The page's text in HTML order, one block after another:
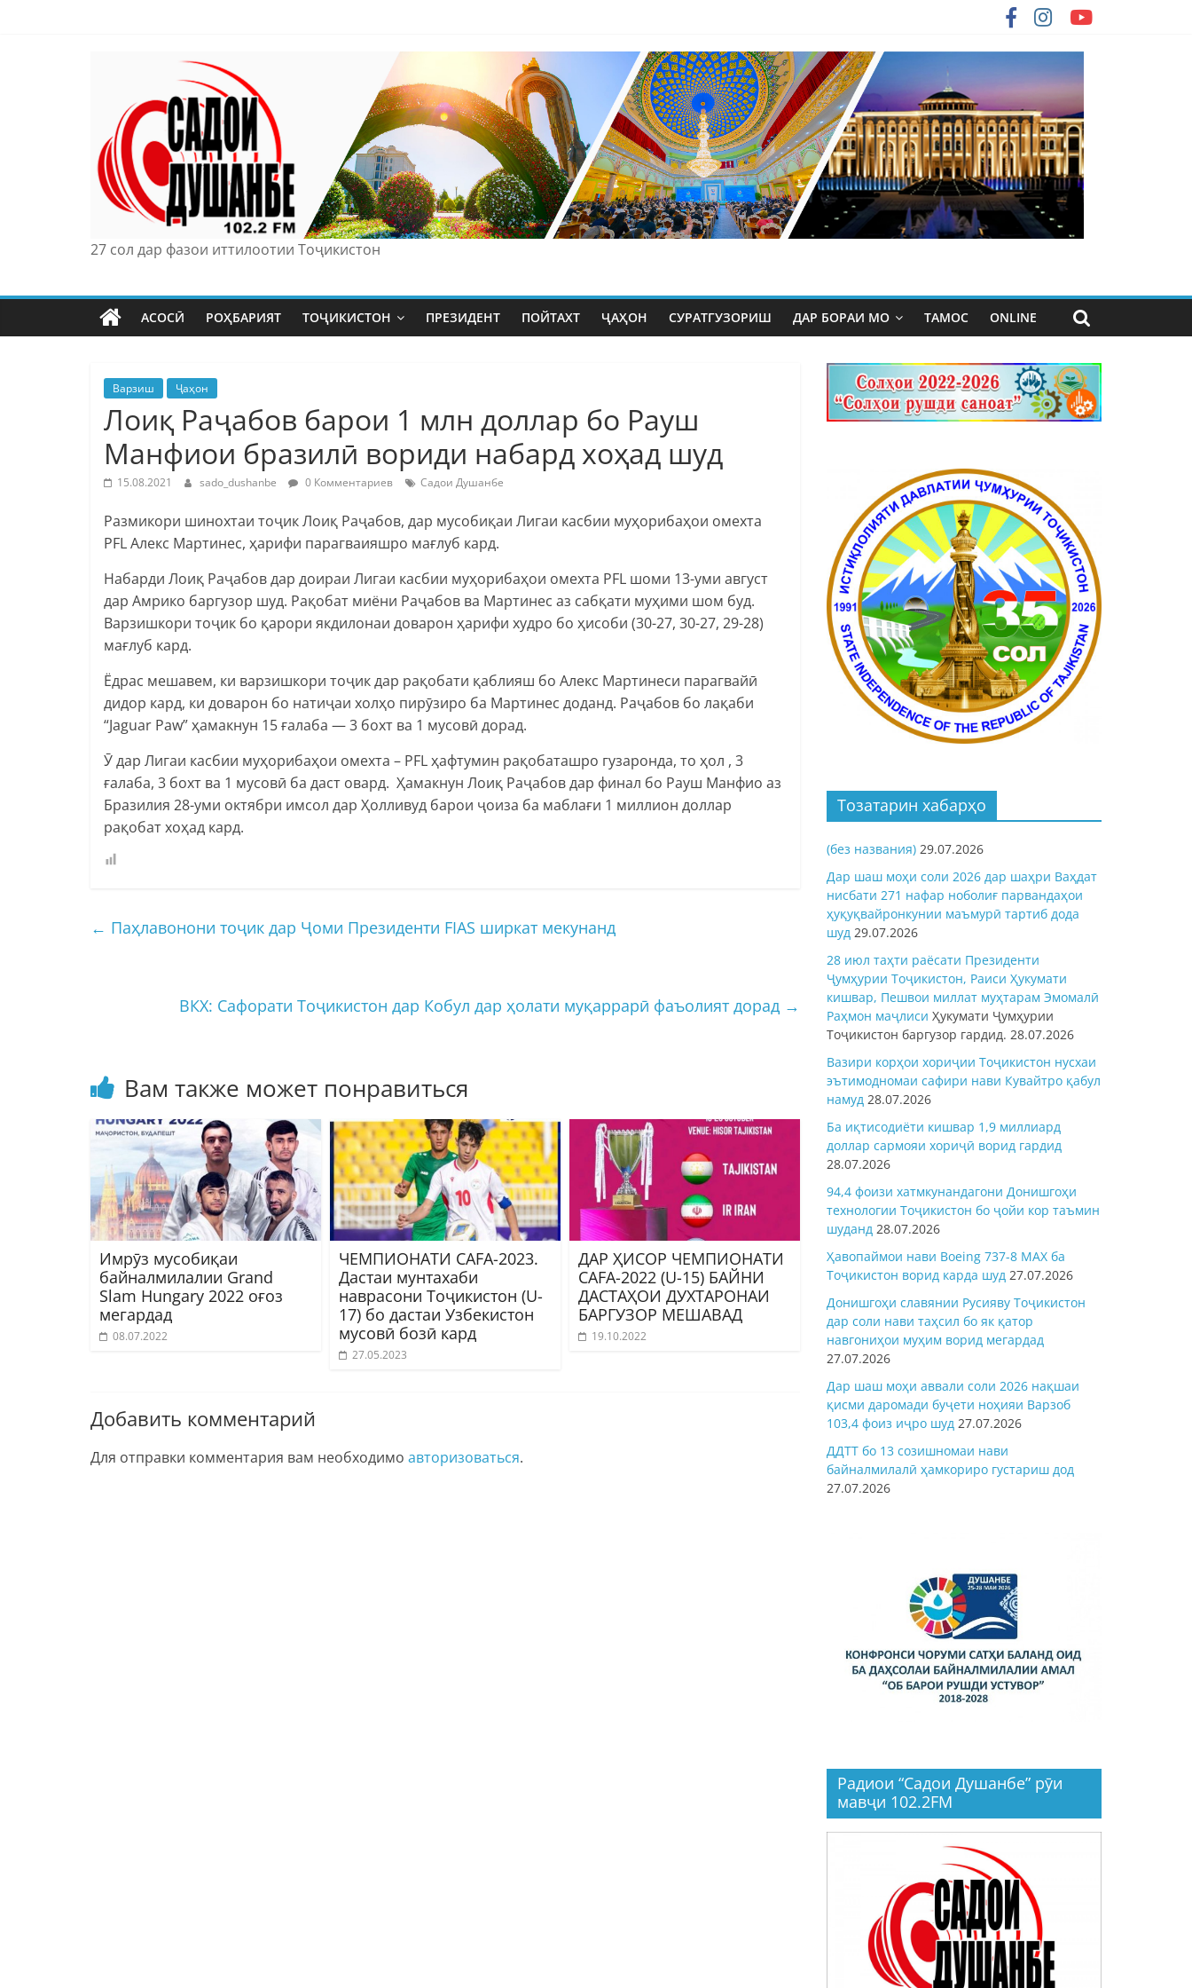
27 сол дар фазои иттилоотии Тоҷикистон
АСОСӢ РОҲБАРИЯТ ТОҶИКИСТОН ПРЕЗИДЕНТ ПОЙТАХТ ҶАҲОН СУРАТГУЗОРИШ ДАР БОРАИ МО ТАМОС ONLINE
Варзиш Ҷаҳон
Лоиқ Раҷабов барои 1 млн доллар бо Рауш
Манфиои бразилӣ вориди набард хоҳад шуд
15.08.2021 sado_dushanbe 0 Комментариев Садои Душанбе
Размикори шинохтаи тоҷик Лоиқ Раҷабов, дар мусобиқаи Лигаи касбии муҳорибаҳои омехта
PFL Алекс Мартинес, ҳарифи парагваияшро мағлуб кард.
Набарди Лоиқ Раҷабов дар доираи Лигаи касбии муҳорибаҳои омехта PFL шоми 13-уми август
дар Амрико баргузор шуд. Рақобат миёни Раҷабов ва Мартинес аз сабқати муҳими шом буд.
Варзишкори тоҷик бо қарори якдилонаи доварон ҳарифи худро бо ҳисоби (30-27, 30-27, 29-28)
мағлуб кард.
Ёдрас мешавем, ки варзишкори тоҷик дар рақобати қаблияш бо Алекс Мартинеси парагвайӣ
дидор кард, ки доварон бо натиҷаи холҳо пирӯзиро ба Мартинес доданд. Раҷабов бо лақаби
“Jaguar Paw” ҳамакнун 15 ғалаба — 3 бохт ва 1 мусовӣ дорад.
Ӯ дар Лигаи касбии муҳорибаҳои омехта – PFL ҳафтумин рақобаташро гузаронда, то ҳол , 3
ғалаба, 3 бохт ва 1 мусовӣ ба даст овард. Ҳамакнун Лоиқ Раҷабов дар финал бо Рауш Манфио аз
Бразилия 28-уми октябри имсол дар Ҳолливуд барои ҷоиза ба маблағи 1 миллион доллар
рақобат хоҳад кард.
← Паҳлавонони тоҷик дар Ҷоми Президенти FIAS ширкат мекунанд
ВКХ: Сафорати Тоҷикистон дар Кобул дар ҳолати муқаррарӣ фаъолият дорад →
Вам также может понравиться
Имрӯз мусобиқаи
байналмилалии Grand
Slam Hungary 2022 оғоз
мегардад
08.07.2022
ЧЕМПИОНАТИ CAFA-2023.
Дастаи мунтахаби
наврасони Тоҷикистон (U-
17) бо дастаи Узбекистон
мусовӣ бозӣ кард
27.05.2023
ДАР ҲИСОР ЧЕМПИОНАТИ
CAFA-2022 (U-15) БАЙНИ
ДАСТАҲОИ ДУХТАРОНАИ
БАРГУЗОР МЕШАВАД
19.10.2022
Добавить комментарий
Для отправки комментария вам необходимо авторизоваться.
Тозатарин хабарҳо
(без названия) 29.07.2026
Дар шаш моҳи соли 2026 дар шаҳри Ваҳдат
нисбати 271 нафар ноболиғ парвандаҳои
ҳуқуқвайронкунии маъмурӣ тартиб дода
шуд 29.07.2026
28 июл таҳти раёсати Президенти
Ҷумҳурии Тоҷикистон, Раиси Ҳукумати
кишвар, Пешвои миллат муҳтарам Эмомалӣ
Раҳмон маҷлиси Ҳукумати Ҷумҳурии
Тоҷикистон баргузор гардид. 28.07.2026
Вазири корҳои хориҷии Тоҷикистон нусхаи
эътимодномаи сафири нави Кувайтро қабул
намуд 28.07.2026
Ба иқтисодиёти кишвар 1,9 миллиард
доллар сармояи хориҷӣ ворид гардид
28.07.2026
94,4 фоизи хатмкунандагони Донишгоҳи
технологии Тоҷикистон бо ҷойи кор таъмин
шуданд 28.07.2026
Ҳавопаймои нави Boeing 737-8 MAX ба
Тоҷикистон ворид карда шуд 27.07.2026
Донишгоҳи славянии Русияву Тоҷикистон
дар соли нави таҳсил бо як қатор
навгониҳои муҳим ворид мегардад
27.07.2026
Дар шаш моҳи аввали соли 2026 нақшаи
қисми даромади буҷети ноҳияи Варзоб
103,4 фоиз иҷро шуд 27.07.2026
ДДТТ бо 13 созишномаи нави
байналмилалӣ ҳамкориро густариш дод
27.07.2026
Радиои “Садои Душанбе” рӯи
мавҷи 102.2FM